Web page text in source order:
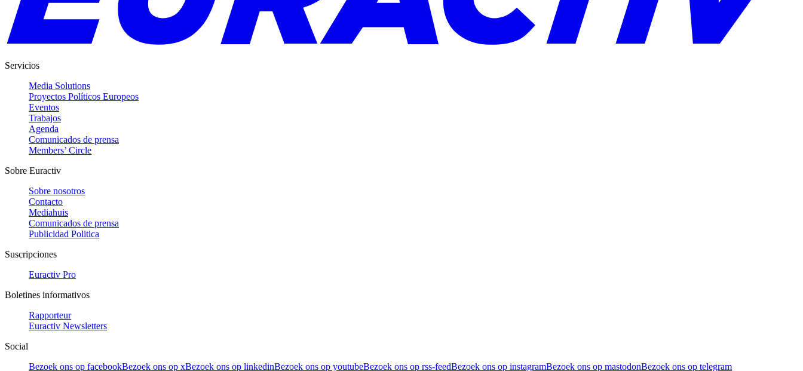
Servicios
Media Solutions
Proyectos Políticos Europeos
Eventos
Trabajos
Agenda
Comunicados de prensa
Members’ Circle
Sobre Euractiv
Sobre nosotros
Contacto
Mediahuis
Comunicados de prensa
Publicidad Politica
Suscripciones
Euractiv Pro
Boletines informativos
Rapporteur
Euractiv Newsletters
Social
Bezoek ons op facebookBezoek ons op xBezoek ons op linkedinBezoek ons op youtubeBezoek ons op rss-feedBezoek ons op instagramBezoek ons op mastodonBezoek ons op telegram